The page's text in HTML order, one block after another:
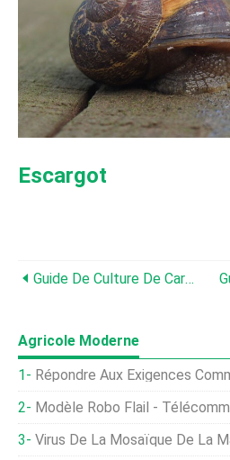
Escargot
Guide De Culture De Carottes
Agricole Moderne
Répondre Aux Exigences Commerciales Américaines Risque De Créer
Modèle Robo Flail -
Virus De La Mosaïque De La